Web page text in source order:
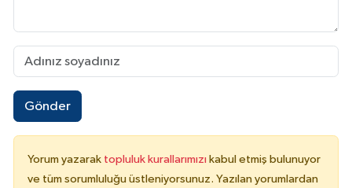
Gönder
Yorum yazarak topluluk kurallarımızı kabul etmiş bulunuyor
ve tüm sorumluluğu üstleniyorsunuz. Yazılan yorumlardan